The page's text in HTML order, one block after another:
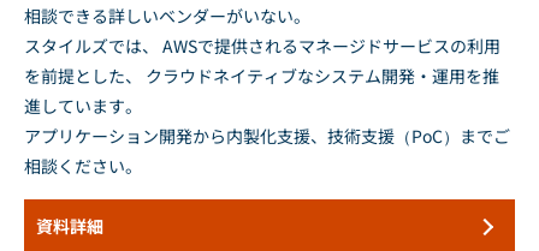
資料詳細
相談できる詳しいベンダーがいない。
スタイルズでは、 AWSで提供されるマネージドサービスの利用
を前提とした、 クラウドネイティブなシステム開発・運用を推
進しています。
アプリケーション開発から内製化支援、技術支援（PoC）までご
相談ください。